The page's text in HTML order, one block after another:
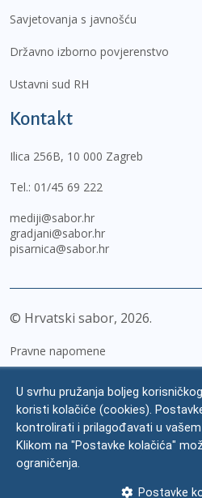
Savjetovanja s javnošću
Državno izborno povjerenstvo
Ustavni sud RH
Kontakt
Ilica 256B, 10 000 Zagreb
Tel.: 01/45 69 222
mediji@sabor.hr
gradjani@sabor.hr
pisarnica@sabor.hr
© Hrvatski sabor, 2026
Pravne napomene
Zaštita osobnih podataka
Impressum
Česta pitanja
U svrhu pružanja boljeg
koristi kolačiće (cookies).
kontrolirati i prilagođavati u vašem
Klikom na "Postavke kolačića"
ograničenja.
Postavke